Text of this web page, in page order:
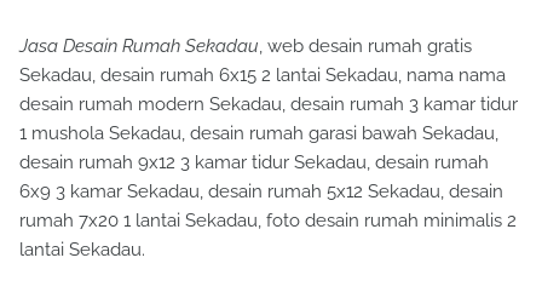
Jasa Desain Rumah Sekadau, web desain rumah gratis
Sekadau, desain rumah 6x15 2 lantai Sekadau, nama nama
desain rumah modern Sekadau, desain rumah 3 kamar tidur
1 mushola Sekadau, desain rumah garasi bawah Sekadau,
desain rumah 9x12 3 kamar tidur Sekadau, desain rumah
6x9 3 kamar Sekadau, desain rumah 5x12 Sekadau, desain
rumah 7x20 1 lantai Sekadau, foto desain rumah minimalis 2
lantai Sekadau.